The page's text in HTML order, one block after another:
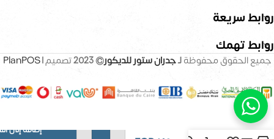
روابط سريعة
روابط تهمك
جميع الحقوق محفوظةلـجدران ستور للديكور© 2023 تصميم |PlanPOS
إضافة إلى